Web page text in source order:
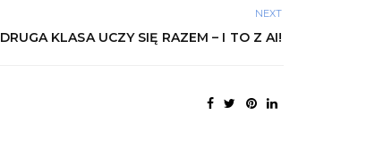
NEXT
DRUGA KLASA UCZY SIĘ RAZEM – I TO Z AI!